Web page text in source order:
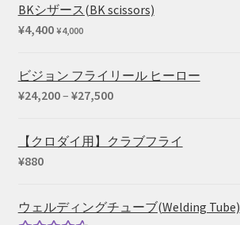
BKシザース(BK scissors)
¥4,400 ¥4,000
ビジョン フライリール ヒーロー
¥24,200– ¥27,500価
帯:
【クロダイ用】クラブフライ
¥880
ウェルディングチューブ(Welding Tube)